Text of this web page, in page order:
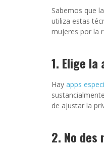
Sabemos que
utiliza estas
mujeres por la
1. Elige la
Hay apps
de ajustar la
2. No